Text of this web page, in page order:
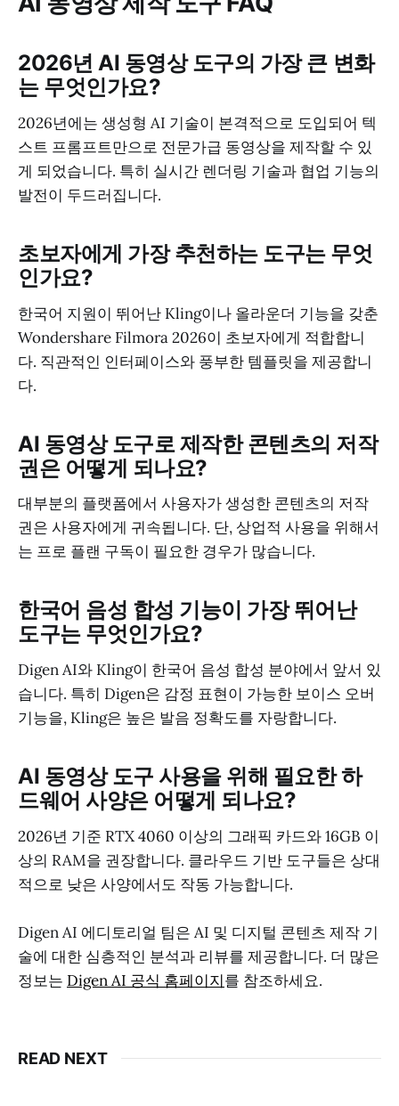
2026년 AI 동영상 도구의 가장 큰 변화
는 무엇인가요?
2026년에는 생성형 AI 기술이 본격적으로 도입되어 텍
스트 프롬프트만으로 전문가급 동영상을 제작할 수 있
게 되었습니다. 특히 실시간 렌더링 기술과 협업 기능의
발전이 두드러집니다.
초보자에게 가장 추천하는 도구는 무엇
인가요?
한국어 지원이 뛰어난 Kling이나 올라운더 기능을 갖춘
Wondershare Filmora 2026이 초보자에게 적합합니
다. 직관적인 인터페이스와 풍부한 템플릿을 제공합니
다.
AI 동영상 도구로 제작한 콘텐츠의 저작
권은 어떻게 되나요?
대부분의 플랫폼에서 사용자가 생성한 콘텐츠의 저작
권은 사용자에게 귀속됩니다. 단, 상업적 사용을 위해서
는 프로 플랜 구독이 필요한 경우가 많습니다.
한국어 음성 합성 기능이 가장 뛰어난
도구는 무엇인가요?
Digen AI와 Kling이 한국어 음성 합성 분야에서 앞서 있
습니다. 특히 Digen은 감정 표현이 가능한 보이스 오버
기능을, Kling은 높은 발음 정확도를 자랑합니다.
AI 동영상 도구 사용을 위해 필요한 하
드웨어 사양은 어떻게 되나요?
2026년 기준 RTX 4060 이상의 그래픽 카드와 16GB 이
상의 RAM을 권장합니다. 클라우드 기반 도구들은 상대
적으로 낮은 사양에서도 작동 가능합니다.
Digen AI 에디토리얼 팀은 AI 및 디지털 콘텐츠 제작 기
술에 대한 심층적인 분석과 리뷰를 제공합니다. 더 많은
정보는 Digen AI 공식 홈페이지를 참조하세요.
READ NEXT